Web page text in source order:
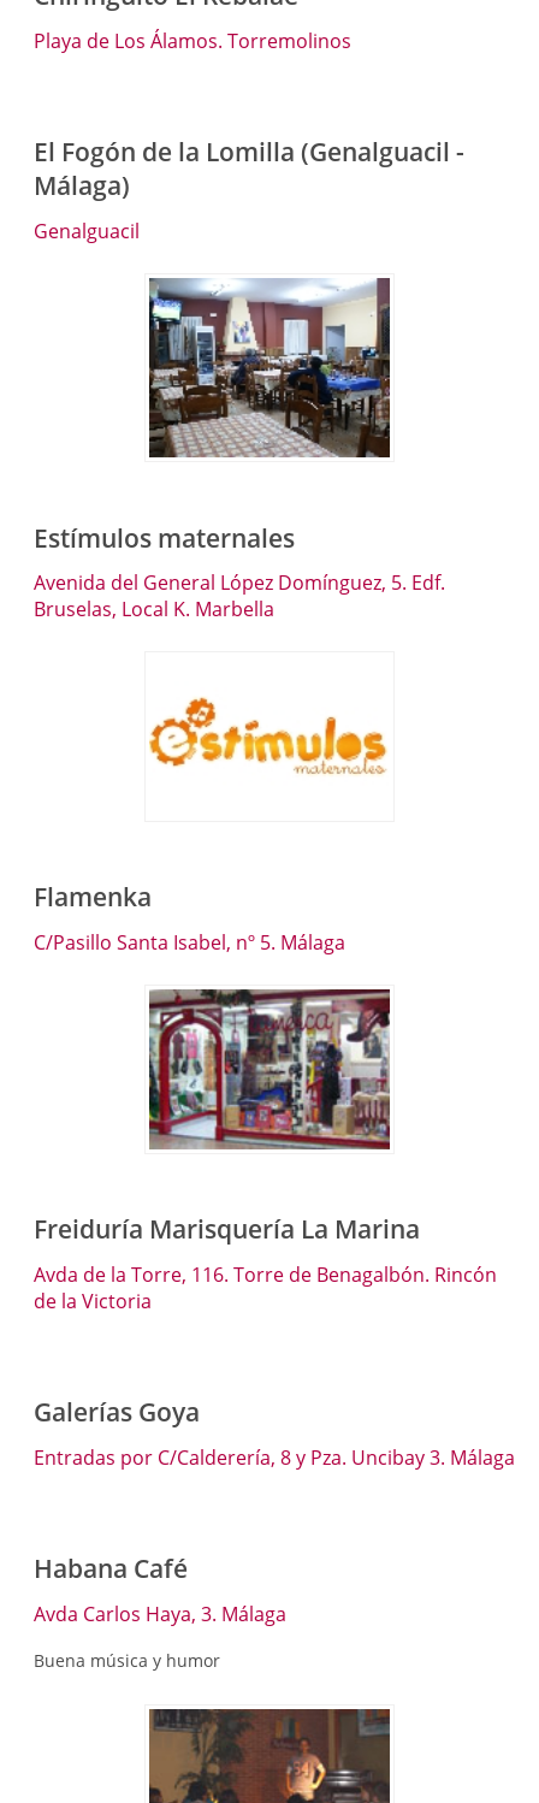
Playa de Los Álamos. Torremolinos
El Fogón de la Lomilla (Genalguacil -
Málaga)
Genalguacil
Estímulos maternales
Avenida del General López Domínguez, 5. Edf.
Bruselas, Local K. Marbella
Flamenka
C/Pasillo Santa Isabel, nº 5. Málaga
Freiduría Marisquería La Marina
Avda de la Torre, 116. Torre de Benagalbón. Rincón
de la Victoria
Galerías Goya
Entradas por C/Calderería, 8 y Pza. Uncibay 3. Málaga
Habana Café
Avda Carlos Haya, 3. Málaga
Buena música y humor